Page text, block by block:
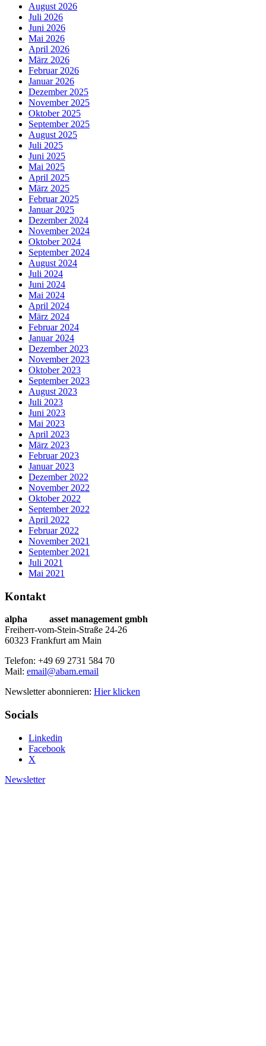
August 2026
Juli 2026
Juni 2026
Mai 2026
April 2026
März 2026
Februar 2026
Januar 2026
Dezember 2025
November 2025
Oktober 2025
September 2025
August 2025
Juli 2025
Juni 2025
Mai 2025
April 2025
März 2025
Februar 2025
Januar 2025
Dezember 2024
November 2024
Oktober 2024
September 2024
August 2024
Juli 2024
Juni 2024
Mai 2024
April 2024
März 2024
Februar 2024
Januar 2024
Dezember 2023
November 2023
Oktober 2023
September 2023
August 2023
Juli 2023
Juni 2023
Mai 2023
April 2023
März 2023
Februar 2023
Januar 2023
Dezember 2022
November 2022
Oktober 2022
September 2022
April 2022
Februar 2022
November 2021
September 2021
Juli 2021
Mai 2021
Kontakt
alpha
asset management gmbh
Freiherr-vom-Stein-Straße 24-26
60323 Frankfurt am Main
Telefon: +49 69 2731 584 70
Mail: email@abam.email
Newsletter abonnieren: Hier klicken
Socials
Linkedin
Facebook
X
Newsletter